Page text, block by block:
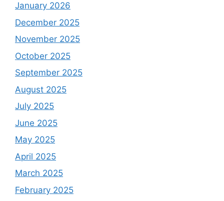
January 2026
December 2025
November 2025
October 2025
September 2025
August 2025
July 2025
June 2025
May 2025
April 2025
March 2025
February 2025